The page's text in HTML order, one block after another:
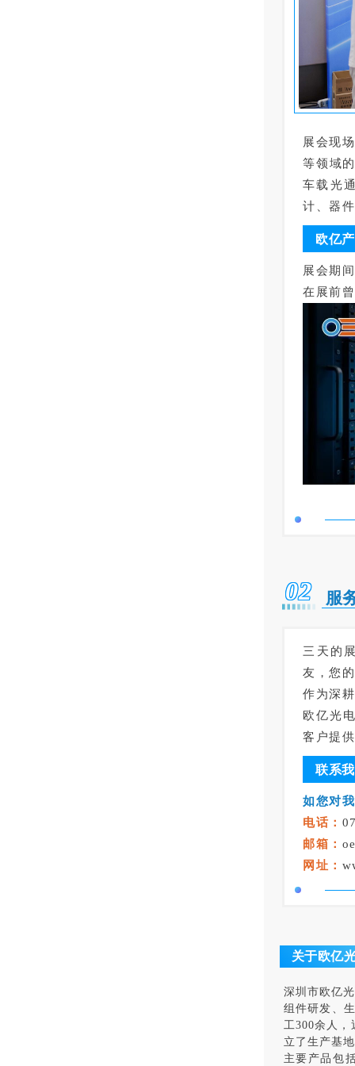
展会现
等领域
车载光
计、器
欧亿
展会期
在展前
02 服
三天的
友，您
作为深
欧亿光
客户提
联系
如您对
电话：
邮箱：
网址：
关于欧亿
深圳市欧亿
组件研发、
工300余人
立了生产基
主要产品包